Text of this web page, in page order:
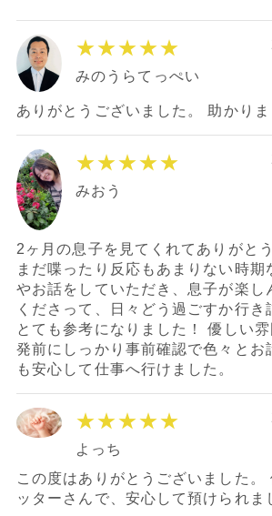
★★★★★
みのうらてっぺい
ありがとうございました。 助かりま
★★★★★
みおう
2ヶ月の息子を見てくれてありがと
まだ喋ったり反応もあまりない時期
やお話をしていただき、息子が楽し
くださって、日々どう過ごすか行き
とても参考になりました！ 優しい
発前にしっかり事前確認で色々とお
も安心して仕事へ行けました。
★★★★★
よっち
この度はありがとうございました。
ッターさんで、安心して預けられま